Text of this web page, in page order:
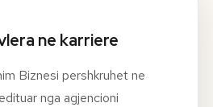
ne karriere
Biznesi pershkruhet ne
nga agjencioni